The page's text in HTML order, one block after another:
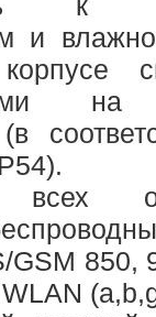
и
на
всех
GSM 850,